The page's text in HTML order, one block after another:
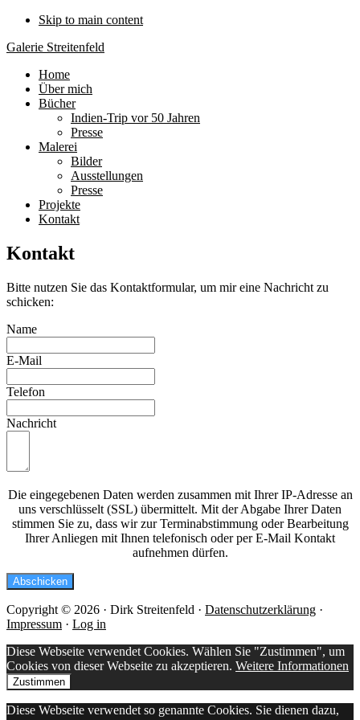
Skip to main content
Galerie Streitenfeld
Home
Über mich
Bücher
Indien-Trip vor 50 Jahren
Presse
Malerei
Bilder
Ausstellungen
Presse
Projekte
Kontakt
Kontakt
Bitte nutzen Sie das Kontaktformular, um mir eine Nachricht zu
schicken:
Name
E-Mail
Telefon
Nachricht
Die eingegebenen Daten werden zusammen mit Ihrer IP-Adresse an
uns verschlüsselt (SSL) übermittelt. Mit der Abgabe Ihrer Daten
stimmen Sie zu, dass wir zur Terminabstimmung oder Bearbeitung
Ihrer Anliegen mit Ihnen telefonisch oder per E-Mail Kontakt
aufnehmen dürfen.
Abschicken
Copyright © 2026 · Dirk Streitenfeld · Datenschutzerklärung ·
Impressum · Log in
Diese Webseite verwendet Cookies. Wählen Sie "Zustimmen", um
Cookies von dieser Webseite zu akzeptieren. Weitere Informationen
Zustimmen
Diese Webseite verwendet so genannte Cookies. Sie dienen dazu,